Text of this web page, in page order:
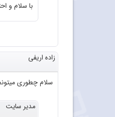
با سلام و
زاده اریفی
سلام چطوری
مدیر سایت